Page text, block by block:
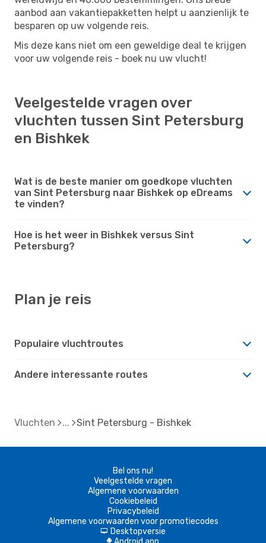
aanbod aan vakantiepakketten helpt u aanzienlijk te
besparen op uw volgende reis.
Mis deze kans niet om een ​​geweldige deal te krijgen
voor uw volgende reis - boek nu uw vlucht!
Veelgestelde vragen over
vluchten tussen Sint Petersburg
en Bishkek
Wat is de beste manier om goedkope vluchten
van Sint Petersburg naar Bishkek op eDreams
te vinden?
Hoe is het weer in Bishkek versus Sint
Petersburg?
Plan je reis
Populaire vluchtroutes
Andere interessante routes
Vluchten Sint Petersburg - Bishkek
Bel ons nu!
Veelgestelde vragen
Algemene voorwaarden
Cookiebeleid
Privacybeleid
Algemene voorwaarden voor promotiecodes
d Desktopversie